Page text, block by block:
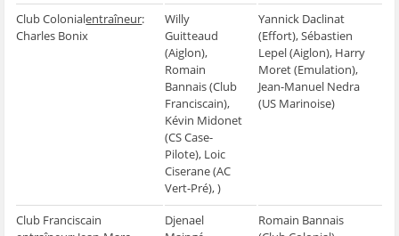
) ) t
r
e
)
Club Colonialentraîneur:
Charles Bonix
Willy
Guitteaud
(Aiglon),
Romain
Bannais (Club
Franciscain),
Kévin Midonet
(CS Case-
Pilote), Loic
Ciserane (AC
Vert-Pré), )
Yannick Daclinat
(Effort), Sébastien
Lepel (Aiglon), Harry
Moret (Emulation),
Jean-Manuel Nedra
(US Marinoise)
Club Franciscain
Djenael
Romain Bannais